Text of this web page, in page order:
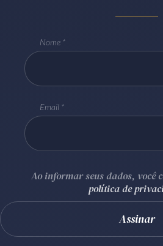
Nome
Email
Ao informar seus dados, você
política de